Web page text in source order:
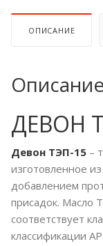
ОПИСАНИЕ
Описание
ДЕВОН
Девон ТЭП-15 –
изготовленное
добавлением
присадок. Масло
соответствует
классификации